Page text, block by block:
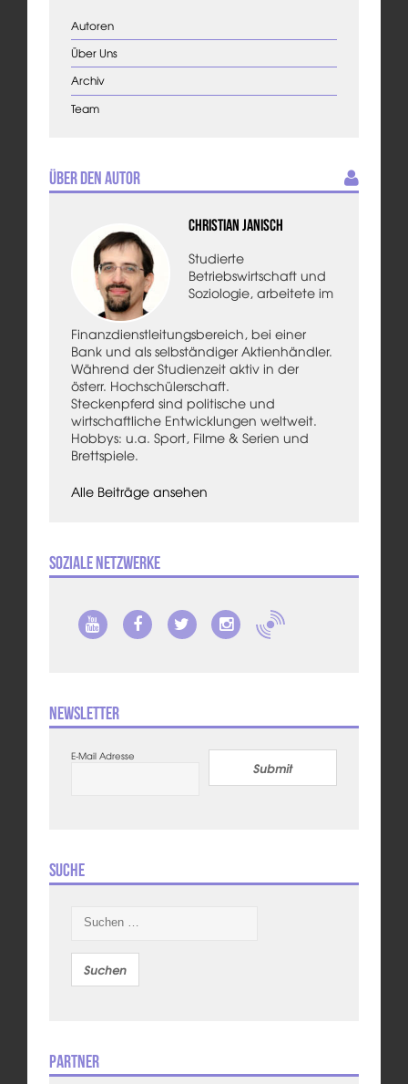
Autoren
Über Uns
Archiv
Team
Über den Autor
Christian Janisch
Studierte
Betriebswirtschaft und
Soziologie, arbeitete im
Finanzdienstleitungsbereich, bei einer
Bank und als selbständiger Aktienhändler.
Während der Studienzeit aktiv in der
österr. Hochschülerschaft.
Steckenpferd sind politische und
wirtschaftliche Entwicklungen weltweit.
Hobbys: u.a. Sport, Filme & Serien und
Brettspiele.
Alle Beiträge ansehen
Soziale Netzwerke
Newsletter
E-Mail Adresse
Submit
Suche
nach:
Partner